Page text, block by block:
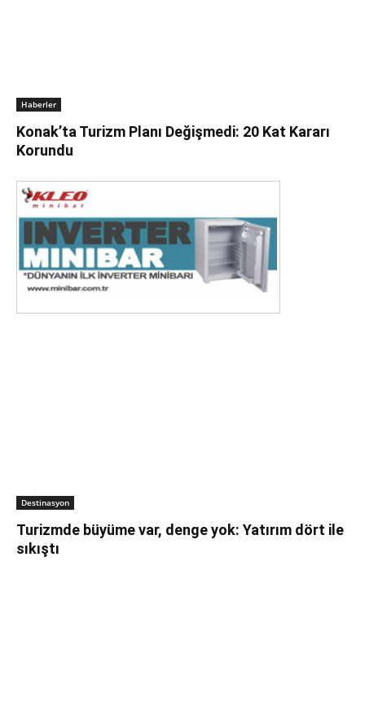
Haberler
Konak’ta Turizm Planı Değişmedi: 20 Kat Kararı
Korundu
Destinasyon
Turizmde büyüme var, denge yok: Yatırım dört ile
sıkıştı